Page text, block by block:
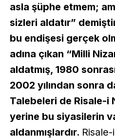
asla şüphe etmem;
sizleri aldatır”
bu endişesi gerçek
adına çıkan “Milli
aldatmış, 1980
2002 yılından sonra
Talebeleri de Risale-i
yerine bu siyasilerin
aldanmışlardır.